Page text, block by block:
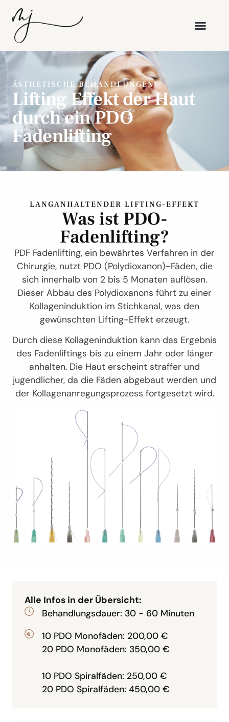
ÄSTHETISCHE BEHANDLUNGEN
Lifting Effekt der Haut
durch ein PDO
Fadenlifting
LANGANHALTENDER LIFTING-EFFEKT
Was ist PDO-
Fadenlifting?
PDF Fadenlifting, ein bewährtes Verfahren in der
Chirurgie, nutzt PDO (Polydioxanon)-Fäden, die
sich innerhalb von 2 bis 5 Monaten auflösen.
Dieser Abbau des Polydioxanons führt zu einer
Kollageninduktion im Stichkanal, was den
gewünschten Lifting-Effekt erzeugt.
Durch diese Kollageninduktion kann das Ergebnis
des Fadenliftings bis zu einem Jahr oder länger
anhalten. Die Haut erscheint straffer und
jugendlicher, da die Fäden abgebaut werden und
der Kollagenanregungsprozess fortgesetzt wird.
Alle Infos in der Übersicht:
Behandlungsdauer: 30 - 60 Minuten
10 PDO Monofäden: 200,00 €
20 PDO Monofäden: 350,00 €
10 PDO Spiralfäden: 250,00 €
20 PDO Spiralfäden: 450,00 €